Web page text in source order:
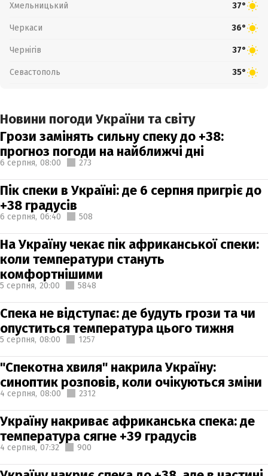
Хмельницький 37°
Черкаси 36°
Чернігів 37°
Севастополь 35°
Новини погоди України та світу
Грози замінять сильну спеку до +38:
прогноз погоди на найближчі дні
6 серпня, 08:00 273
Пік спеки в Україні: де 6 серпня пригріє до
+38 градусів
6 серпня, 06:40 508
На Україну чекає пік африканської спеки:
коли температури стануть
комфортнішими
5 серпня, 20:00 5848
Спека не відступає: де будуть грози та чи
опуститься температура цього тижня
5 серпня, 08:00 1257
"Спекотна хвиля" накрила Україну:
синоптик розповів, коли очікуються зміни
4 серпня, 08:00 2312
Україну накриває африканська спека: де
температура сягне +39 градусів
4 серпня, 07:32 900